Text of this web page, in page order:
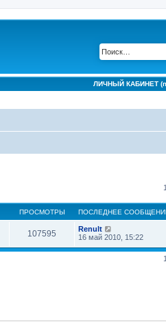
ЛИЧНЫЙ КАБИНЕТ
ПРОСМОТРЫ ПОСЛЕДНЕЕ
107595
Renult
16 май 2010, 15:22